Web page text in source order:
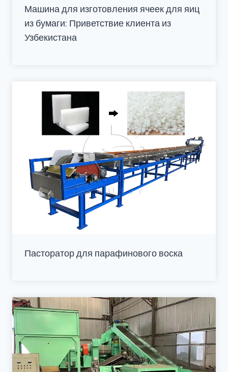
Машина для изготовления ячеек для яиц
из бумаги: Приветствие клиента из
Узбекистана
Пасторатор для парафинового воска